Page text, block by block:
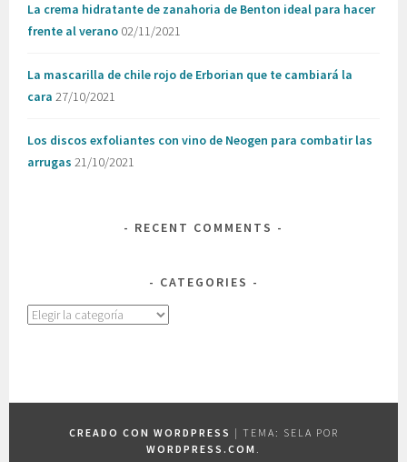
La crema hidratante de zanahoria de Benton ideal para hacer
frente al verano 02/11/2021
La mascarilla de chile rojo de Erborian que te cambiará la
cara 27/10/2021
Los discos exfoliantes con vino de Neogen para combatir las
arrugas 21/10/2021
RECENT COMMENTS
CATEGORIES
Categories
CREADO CON WORDPRESS | TEMA: SELA POR
WORDPRESS.COM .